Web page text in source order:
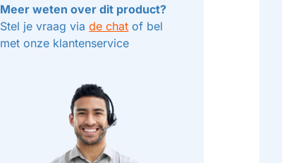
Meer weten over dit product?
Stel je vraag viade chat of bel
met onze klantenservice